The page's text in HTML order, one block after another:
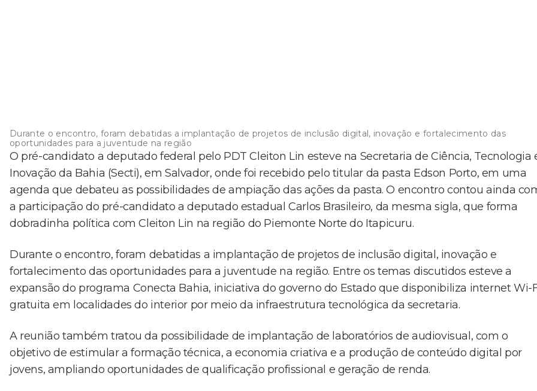
Durante o encontro, foram debatidas a implantação de projetos de inclusão digital, inovação e fortalecimento das
oportunidades para a juventude na região
O pré-candidato a deputado federal pelo PDT Cleiton Lin esteve na Secretaria de Ciência, Tecnologia
Inovação da Bahia (Secti), em Salvador, onde foi recebido pelo titular da pasta Edson Porto, em uma
agenda que debateu as possibilidades de ampiação das ações da pasta. O encontro contou ainda
a participação do pré-candidato a deputado estadual Carlos Brasileiro, da mesma sigla, que forma
dobradinha política com Cleiton Lin na região do Piemonte Norte do Itapicuru.
Durante o encontro, foram debatidas a implantação de projetos de inclusão digital, inovação e
fortalecimento das oportunidades para a juventude na região. Entre os temas discutidos esteve a
expansão do programa Conecta Bahia, iniciativa do governo do Estado que disponibiliza internet Wi-
gratuita em localidades do interior por meio da infraestrutura tecnológica da secretaria.
A reunião também tratou da possibilidade de implantação de laboratórios de audiovisual, com o
objetivo de estimular a formação técnica, a economia criativa e a produção de conteúdo digital por
jovens, ampliando oportunidades de qualificação profissional e geração de renda.